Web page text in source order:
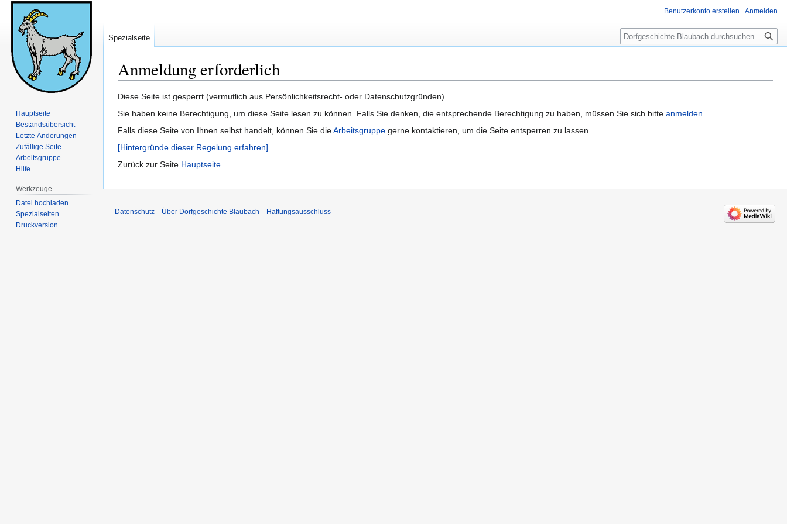
Anmeldung erforderlich
Zur
Navigation
Zur
Suche
Diese Seite ist gesperrt (vermutlich aus Persönlichkeitsrecht- oder Datenschutzgründen).
Sie haben keine Berechtigung, um diese Seite lesen zu können. Falls Sie denken, die entsprechende Berechtigung zu haben, müssen Sie sich bitte anmelden.
Falls diese Seite von Ihnen selbst handelt, können Sie dieArbeitsgruppe gerne kontaktieren, um die Seite entsperren zu lassen.
[Hintergründe dieser Regelung erfahren]
Zurück zur Seite Hauptseite.
Benutzerkonto erstellen Anmelden
Spezialseite Suche
Hauptseite
Bestandsübersicht
Letzte Änderungen
Zufällige Seite
Arbeitsgruppe
Hilfe
Werkzeuge
Datei hochladen
Spezialseiten
Druckversion
Datenschutz Über Dorfgeschichte Blaubach Haftungsausschluss